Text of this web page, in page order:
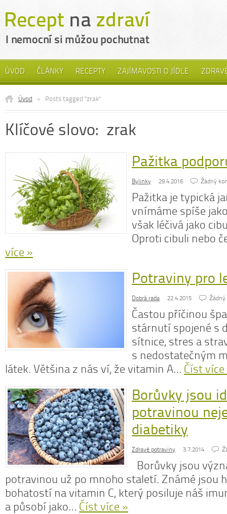
ÚVOD ČLÁNKY RECEPTY ZAJÍMAVOSTI O JÍDLE
Úvod » Posts tagged "zrak"
Klíčové slovo: zrak
Pažitka
Bylinky 29.4.2016 Źádný
Pažitka je typická
vnímáme spíše
však léčivá jako
Oproti cibuli nebo
více »
Potraviny pro
Dobrá rada 22.4.2015 Źádný
Častou příčinou
stárnutí spojené s
sítnice, stres a
s nedostatečným
látek. Většina z nás ví, že vitamin A… Číst více
Borůvky jsou
potravinou
diabetiky
Zdravé potraviny 3.7.2014
Borůvky jsou
potravinou už po mnoho staletí. Známé jsou
bohatostí na vitamin C, který posiluje náš
a působí jako… Číst více »